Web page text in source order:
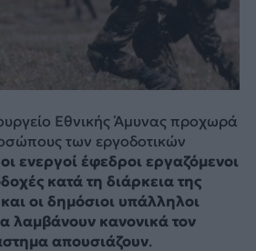
Εθνικής Άμυνας προχωρά
των εργοδοτικών
οι ενεργοί έφεδροι εργαζόμενοι
κατά τη διάρκεια της
οι δημόσιοι υπάλληλοι
λαμβάνουν κανονικά τον
απουσιάζουν.